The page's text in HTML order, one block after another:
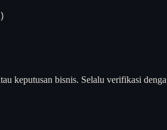
keputusan bisnis. Selalu verifikasi